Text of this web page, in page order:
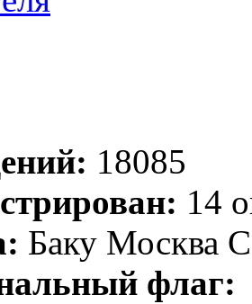
18085
14
Баку Москва
флаг: